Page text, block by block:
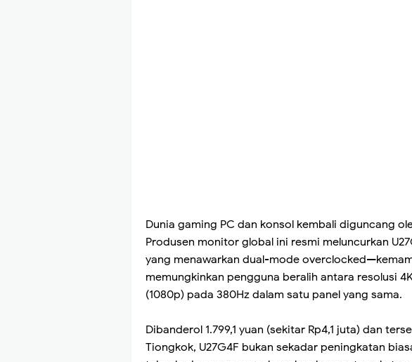
Dunia gaming PC dan konsol kembali diguncang
Produsen monitor global ini resmi meluncurkan
yang menawarkan dual-mode
memungkinkan pengguna beralih antara resolusi
(1080p) pada 380Hz dalam satu panel yang sama.
Dibanderol 1.799,1 yuan (sekitar Rp4,1 juta) dan
Tiongkok, U27G4F bukan sekadar peningkatan